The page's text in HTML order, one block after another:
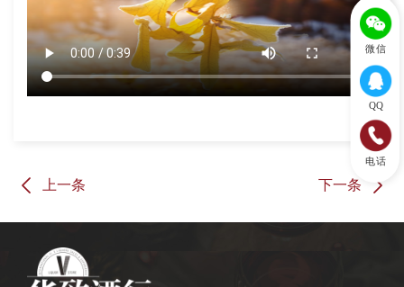
上一条 下一条
微信
QQ
电话